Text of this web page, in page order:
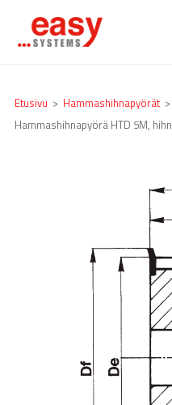
Etusivu > Hammashihnapyörät >
Hammashihnapyörä HTD 5M,